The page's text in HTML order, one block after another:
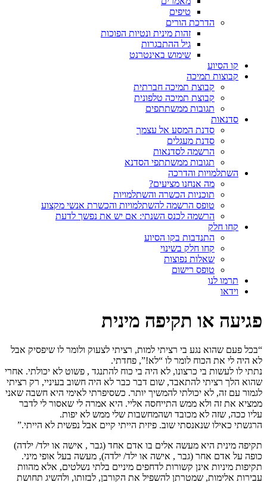
טיפים
הדרכת הורים
זהות מינית ונטיות הפוכות
גיל ההתבגרות
שימוש באינטרנט
קו הסיוע
קבוצות תמיכה
קבוצת תמיכה חברתית
קבוצת תמיכה טלפונית
תגובות ממשתתפים
סדנאות
סדנת המסע אל עצמך
סדנת מעגלים
הרשמה לסדנאות
תגובות ממשתתפי הסדנא
השתלמויות והדרכה
מה אנחנו מציעים?
תוכניות הכשרה והשתלמויות
טופס הרשמה להשתלמויות והכשרת אנשי מקצוע
הרשמה לכנס השנתי: אם יש את נפשך לדעת
קחו חלק
התנדבות בקו הסיוע
קחו חלק בשינוי
שאלות נפוצות
טופס רישום
תרמו לנו
וידאו
פגיעה או תקיפה מינית
“בכל פעם שהוא נגע בי רציתי למות, רציתי לצעוק ולומר לו שיפסיק אבל
לא היה לי את הכוח לומר לו “לא!”, פחדתי.
נתתי לו לעשות בי כרצונו, לא היה בי כוח להתנגד , פשוט לא יכולתי. אחרי
שהוא הלך רציתי להתאבד, שום דבר כבר לא היה חשוב בעיניי, רק רציתי
לגמור עם זה, לא יכולתי להמשיך יותר. כשסיפרתי לאימי היא חשבה שאני
ממציא את זה ולא ממש התייחסה אליי. היא אמרה לי שאסור לי לדבר
עליו ככה, שזה לא מכובד ושהמחשבות שלי ממש לא יפות.
הרגשתי כאילו שנאנסתי שוב. פיזית הייתי קיים אבל נפשית לא הייתי.”
תקיפה מינית היא מעשה אלים בו אדם אחד (גבר , אישה או ילד/ ילדה)
כופה על אדם אחר (גבר , אישה או ילד/ ילדה), מעשה בעל אופי מיני.
תקיפות מיניות אינן קשורות לדחפים מיניים בלתי נשלטים, אלא מהוות
עבירות אלימות, שמטרתן להשפיל את הקורבן, לבזותו, ולהשיג תחושת